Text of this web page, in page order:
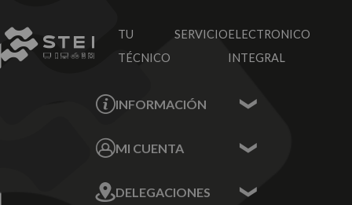
TU SERVICIO
TÉCNICO
ELECTRONICO
INTEGRAL
INFORMACIÓN
Sobre nosotros
MI CUENTA
Mis Direcciones
DELEGACIONES